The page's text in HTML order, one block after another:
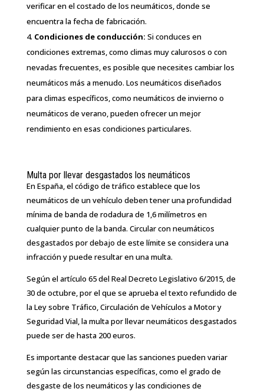
verificar en el costado de los neumáticos, donde se
encuentra la fecha de fabricación.
Condiciones de conducción: Si conduces en
condiciones extremas, como climas muy calurosos o con
nevadas frecuentes, es posible que necesites cambiar los
neumáticos más a menudo. Los neumáticos diseñados
para climas específicos, como neumáticos de invierno o
neumáticos de verano, pueden ofrecer un mejor
rendimiento en esas condiciones particulares.
Multa por llevar desgastados los neumáticos
En España, el código de tráfico establece que los
neumáticos de un vehículo deben tener una profundidad
mínima de banda de rodadura de 1,6 milímetros en
cualquier punto de la banda. Circular con neumáticos
desgastados por debajo de este límite se considera una
infracción y puede resultar en una multa.
Según el artículo 65 del Real Decreto Legislativo 6/2015, de
30 de octubre, por el que se aprueba el texto refundido de
la Ley sobre Tráfico, Circulación de Vehículos a Motor y
Seguridad Vial, la multa por llevar neumáticos desgastados
puede ser de hasta 200 euros.
Es importante destacar que las sanciones pueden variar
según las circunstancias específicas, como el grado de
desgaste de los neumáticos y las condiciones de